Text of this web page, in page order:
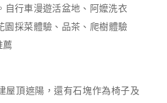
屋頂遮陽，還有石塊作為椅子及